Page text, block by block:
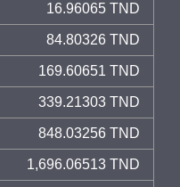
16.96065 TND
84.80326 TND
169.60651 TND
339.21303 TND
848.03256 TND
1,696.06513 TND